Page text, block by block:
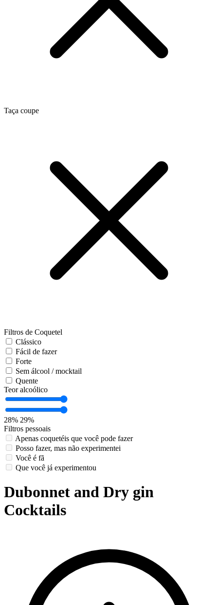
Taça coupe
Filtros de Coquetel
Clássico
Fácil de fazer
Forte
Sem álcool / mocktail
Quente
Teor alcoólico
28% 29%
Filtros pessoais
Apenas coquetéis que você pode fazer
Posso fazer, mas não experimentei
Você é fã
Que você já experimentou
Dubonnet and Dry gin
Cocktails